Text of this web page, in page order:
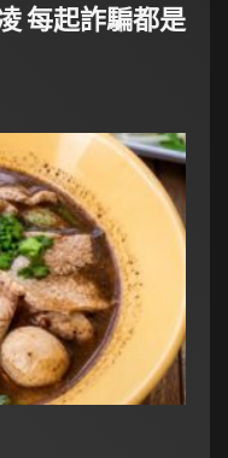
每起詐騙都是